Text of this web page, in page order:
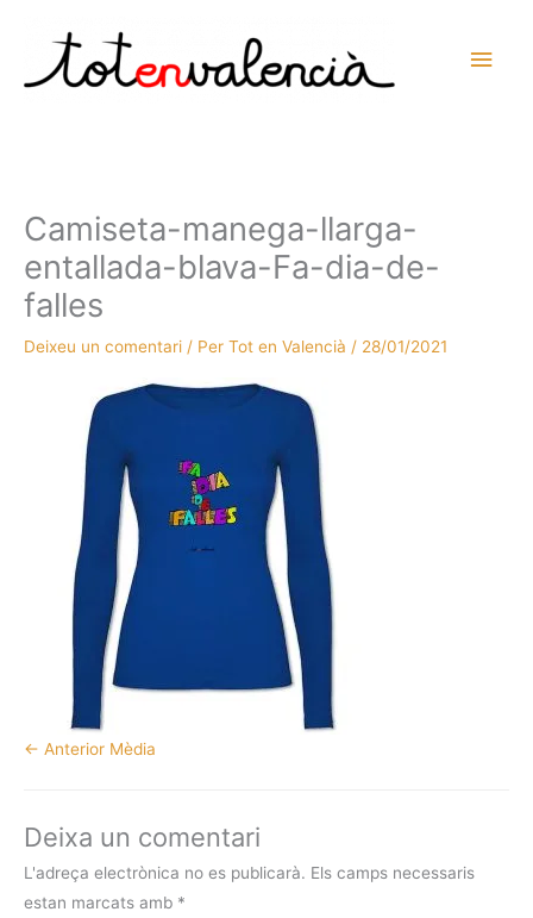
contingut
Camiseta-manega-llarga-
entallada-blava-Fa-dia-de-
falles
Deixeu un comentari / Per Tot en Valencià / 28/01/2021
← Anterior Mèdia
Deixa un comentari
L'adreça electrònica no es publicarà. Els camps necessaris
estan marcats amb *